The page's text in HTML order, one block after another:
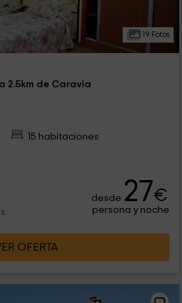
19 Fotos
2.5km de Caravia
15 habitaciones
desde 27€
persona y noche
OFERTA